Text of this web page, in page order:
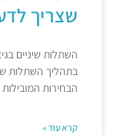
שצריך
בתהליך השתלות
הבחירות
קרא עוד »